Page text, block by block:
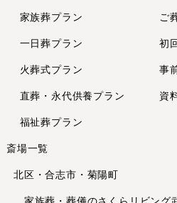
2024年6月
2024年2月
2024年1月
2023年12月
2023年8月
2023年7月
家族葬プラン
一日葬プラン
火葬式プラン
直葬・永代供養プラン
福祉葬プラン
斎場一覧
北区・合志市・菊陽町
ご
初
事
資